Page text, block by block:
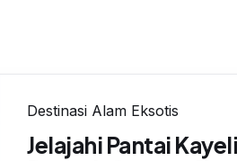
Destinasi Alam Eksotis
Jelajahi Pantai